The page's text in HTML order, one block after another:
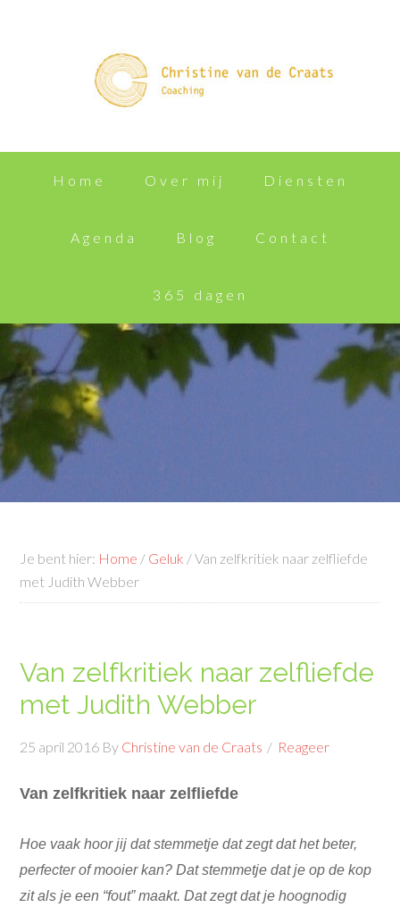
Home Over mij Diensten
Agenda Blog Contact
365 dagen
Je bent hier: Home / Geluk /Van zelfkritiek naar zelfliefde
met Judith Webber
Van zelfkritiek naar zelfliefde
met Judith Webber
25 april 2016 By Christine van de Craats Reageer
Van zelfkritiek naar zelfliefde
Hoe vaak hoor jij dat stemmetje dat zegt dat het beter,
perfecter of mooier kan? Dat stemmetje dat je op de kop
zit als je een “fout” maakt. Dat zegt dat je hoognodig